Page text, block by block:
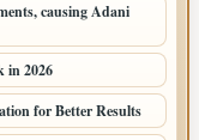
causing Adani
in 2026
for Better Results